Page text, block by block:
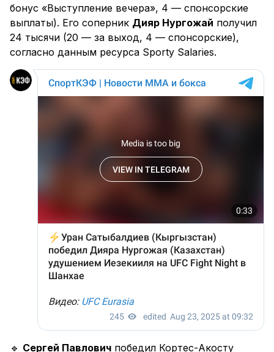
бонус «Выступление вечера», 4 — спонсорские
выплаты). Его соперник Дияр Нургожай получил
24 тысячи (20 — за выход, 4 — спонсорские),
согласно данным ресурса Sporty Salaries.
🔹 Сергей Павлович победил Кортес-Акосту